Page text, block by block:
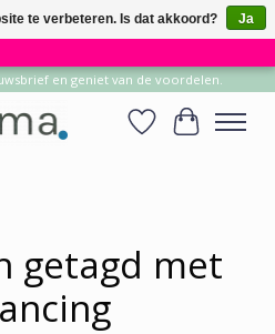
×
en geniet van de voordelen.
Verlanglijst
getagd met
te verbeteren. Is dat akkoord?
Ja